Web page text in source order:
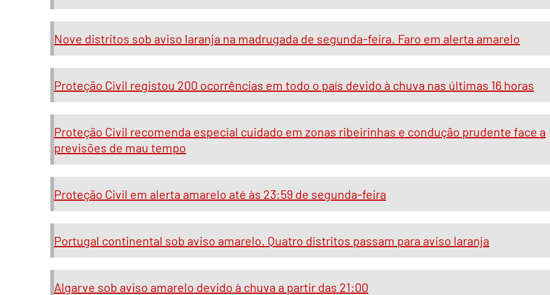
Nove distritos sob aviso laranja na madrugada de segunda-feira. Faro em alerta amarelo
Proteção Civil registou 200 ocorrências em todo o país devido à chuva nas últimas 16 horas
Proteção Civil recomenda especial cuidado em zonas ribeirinhas e condução prudente face a
previsões de mau tempo
Proteção Civil em alerta amarelo até às 23:59 de segunda-feira
Portugal continental sob aviso amarelo. Quatro distritos passam para aviso laranja
Algarve sob aviso amarelo devido à chuva a partir das 21:00